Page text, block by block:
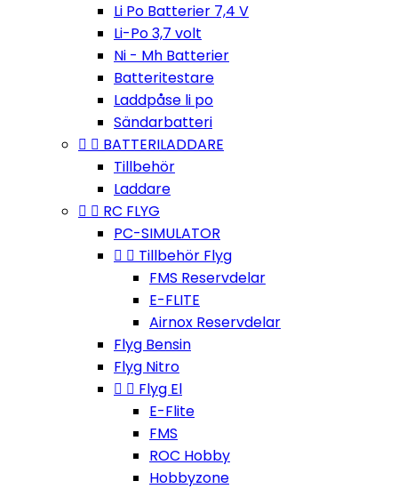
Li Po Batterier 7,4 V
Li-Po 3,7 volt
Ni - Mh Batterier
Batteritestare
Laddpåse li po
Sändarbatteri
  BATTERILADDARE
Tillbehör
Laddare
  RC FLYG
PC-SIMULATOR
  Tillbehör Flyg
FMS Reservdelar
E-FLITE
Airnox Reservdelar
Flyg Bensin
Flyg Nitro
  Flyg El
E-Flite
FMS
ROC Hobby
Hobbyzone